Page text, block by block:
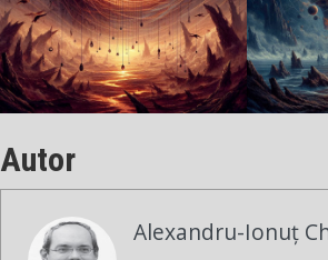
Autor
Alexandru-Ionuț